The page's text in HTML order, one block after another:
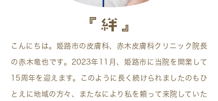
『絆』
こんにちは。姫路市の皮膚科、赤木皮膚科クリニック院長
の赤木竜也です。2023年11月、姫路市に当院を開業して
15周年を迎えます。このように長く続けられましたのもひ
とえに地域の方々、またなにより私を頼って来院していた